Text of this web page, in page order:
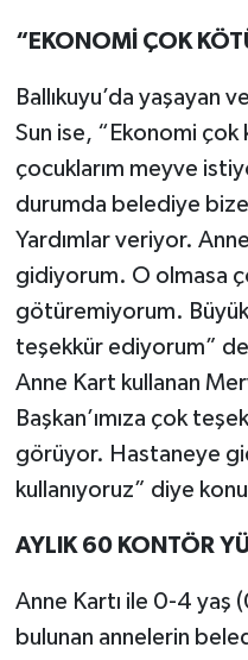
“EKONOMİ ÇOK
Ballıkuyu’da yaşayan
Sun ise, “Ekonomi çok
çocuklarım meyve
durumda belediye bize
Yardımlar veriyor.
gidiyorum. O olmasa
götüremiyorum.
teşekkür ediyorum”
Anne Kart kullanan
Başkan’ımıza çok
görüyor. Hastaneye
kullanıyoruz” diye
AYLIK 60 KONTÖR
Anne Kartı ile 0-4 yaş
bulunan annelerin